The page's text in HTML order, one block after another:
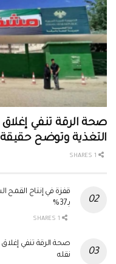
صحة الرقة تنفي
التغذية وتوضح
بـ37%
صحة الرقة تنفي
نقله